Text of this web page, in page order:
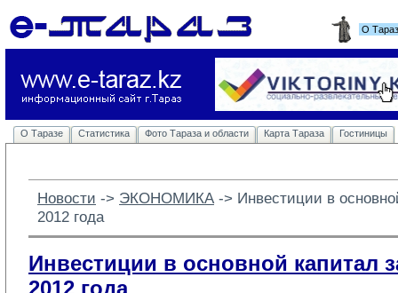
О
О Таразе Статистика Фото Тараза и области Карта Тараза Гостиницы
Новости -> ЭКОНОМИКА -> Инвестиции в
2012 года
Инвестиции в основной капитал
2012 года